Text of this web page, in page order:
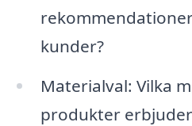
kunder?
Materialval: Vilka
produkter